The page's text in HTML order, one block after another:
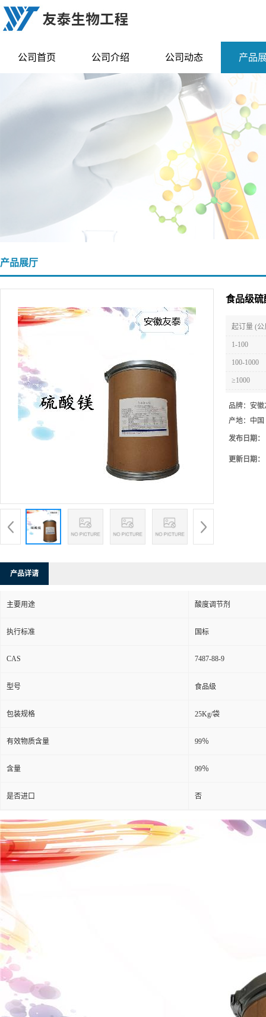
公司首页 公司介绍 公司动态 产品
产品展厅
食品级硫
起订量 (公
1-100
100-1000
≥1000
品牌： 安徽
产地： 中国
发布日期：
更新日期：
产品详请
主要用途 酸度调节剂
执行标准 国标
CAS 7487-88-9
型号 食品级
包装规格 25Kg/袋
有效物质含量 99％
含量 99％
是否进口 否